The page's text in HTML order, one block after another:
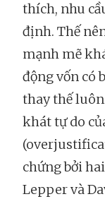
thích, nhu
định. Thế
mạnh mẽ
động vốn có
thay thế
khát tự do
chứng bởi
Lepper và